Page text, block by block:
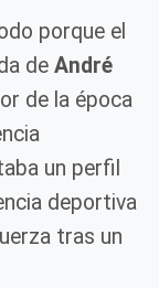
porque el
de André
de la época
un perfil
deportiva
tras un